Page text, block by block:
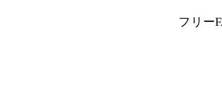
フリー